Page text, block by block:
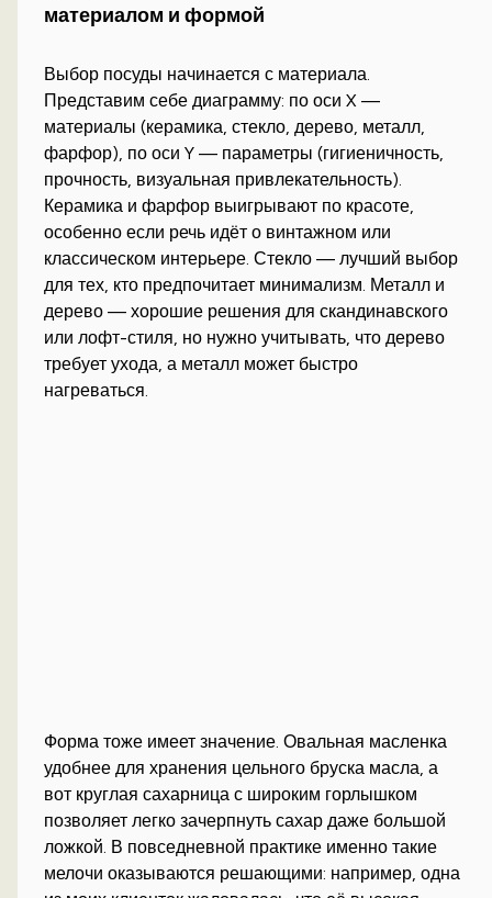
материалом и формой
Выбор посуды начинается с материала.
Представим себе диаграмму: по оси X —
материалы (керамика, стекло, дерево, металл,
фарфор), по оси Y — параметры (гигиеничность,
прочность, визуальная привлекательность).
Керамика и фарфор выигрывают по красоте,
особенно если речь идёт о винтажном или
классическом интерьере. Стекло — лучший выбор
для тех, кто предпочитает минимализм. Металл и
дерево — хорошие решения для скандинавского
или лофт-стиля, но нужно учитывать, что дерево
требует ухода, а металл может быстро
нагреваться.
Форма тоже имеет значение. Овальная масленка
удобнее для хранения цельного бруска масла, а
вот круглая сахарница с широким горлышком
позволяет легко зачерпнуть сахар даже большой
ложкой. В повседневной практике именно такие
мелочи оказываются решающими: например, одна